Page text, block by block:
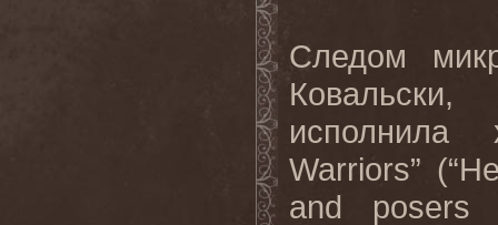
Следом
исполнила
Warriors”
and